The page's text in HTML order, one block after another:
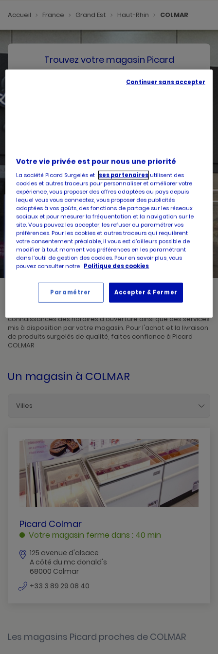
Accueil France Grand Est Haut-Rhin COLMAR
Trouvez votre magasin Picard
SE GÉOLOCALISER
Services
RECHERCHERUN
POINT
DE
VENTE
PICARD
Picard, créateur de saveurs et commerçant de proximité, vous
connaissances des horaires d'ouverture ainsi que des services
mis à disposition par votre magasin. Pour l'achat et la livraison
de produits surgelés de qualité, faites confiance à Picard
COLMAR
Un magasin à COLMAR
Villes
Illzach
Issenheim
Mulhouse
Saint-Louis
Wintzenheim
Wittenheim
PICARD
COLMAR
Picard Colmar
Votre magasin ferme dans : 40 min
125 avenue d'alsace
A côté du mc donald's
68000 Colmar
+33 3 89 29 08 40
Les magasins Picard proches de COLMAR
Votre vie privée est pour nous une priorité
La société Picard Surgelés et ses partenairesutilisent des
cookies et autres traceurs pour personnaliser et améliorer votre
expérience, vous proposer des offres adaptées au pays depuis
lequel vous vous connectez, vous proposer des publicités
adaptées à vos goûts, des fonctions de partage sur les réseaux
sociaux et pour mesurer la fréquentation et la navigation sur le
site. Vous pouvez les accepter, les refuser ou paramétrer vos
préférences. Pour les cookies et autres traceurs qui requièrent
votre consentement préalable, il vous est d’ailleurs possible de
modifier à tout moment vos préférences en les paramétrant
dans l’outil de gestion des cookies. Pour en savoir plus, vous
pouvez consulter notre Politique des cookies
Accepter & Fermer
Paramétrer
Continuer sans accepter